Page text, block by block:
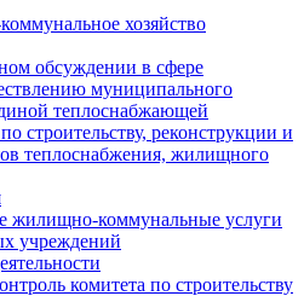
хозяйство
обсуждении в сфере
муниципального
теплоснабжающей
строительству, реконструкции и
теплоснабжения, жилищного
жилищно-коммунальные услуги
учреждений
комитета по строительству